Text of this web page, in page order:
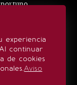
experiencia
continuar
de cookies
Aviso